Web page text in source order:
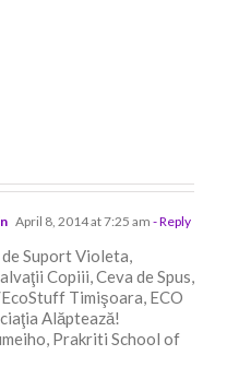
April 8, 2014 at 7:25 am - Reply
Suport Violeta,
Copiii, Ceva de Spus,
Timişoara, ECO
Alăptează!
Prakriti School of